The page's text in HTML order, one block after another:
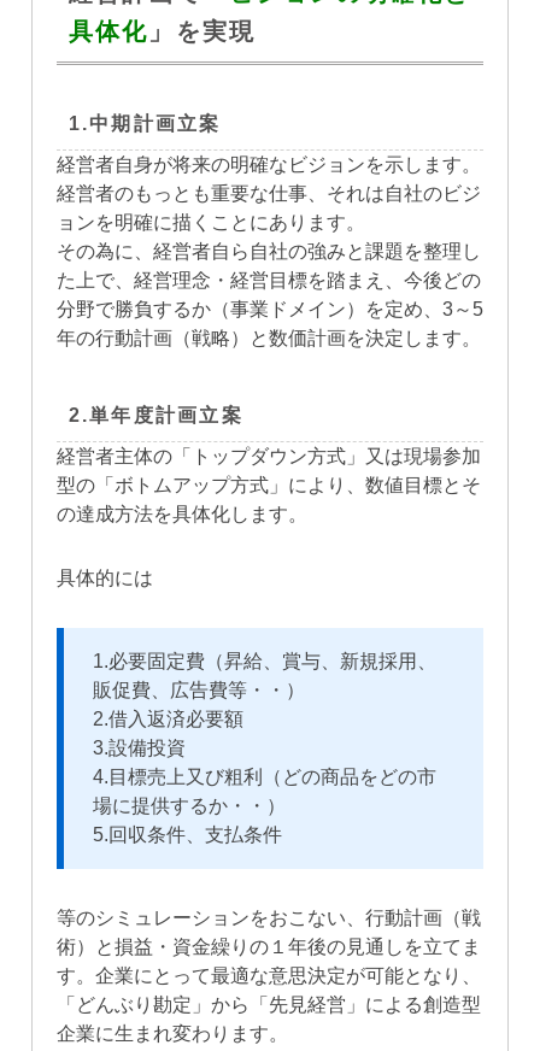
具体化 」を実現
1.中期計画立案
経営者自身が将来の明確なビジョンを示します。
経営者のもっとも重要な仕事、それは自社のビジ
ョンを明確に描くことにあります。
その為に、経営者自ら自社の強みと課題を整理し
た上で、経営理念・経営目標を踏まえ、今後どの
分野で勝負するか（事業ドメイン）を定め、3～5
年の行動計画（戦略）と数価計画を決定します。
2.単年度計画立案
経営者主体の「トップダウン方式」又は現場参加
型の「ボトムアップ方式」により、数値目標とそ
の達成方法を具体化します。
具体的には
1.必要固定費（昇給、賞与、新規採用、
販促費、広告費等・・）
2.借入返済必要額
3.設備投資
4.目標売上又び粗利（どの商品をどの市
場に提供するか・・）
5.回収条件、支払条件
等のシミュレーションをおこない、行動計画（戦
術）と損益・資金繰りの１年後の見通しを立てま
す。企業にとって最適な意思決定が可能となり、
「どんぶり勘定」から「先見経営」による創造型
企業に生まれ変わります。